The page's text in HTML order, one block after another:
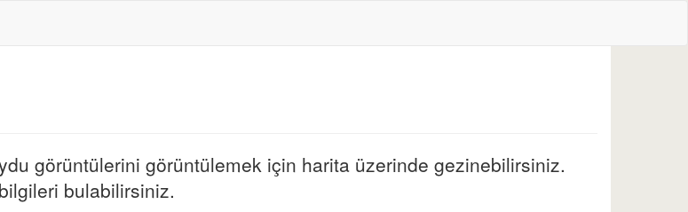
görüntülerini görüntülemek için harita üzerinde gezinebilirsiniz.
bulabilirsiniz.